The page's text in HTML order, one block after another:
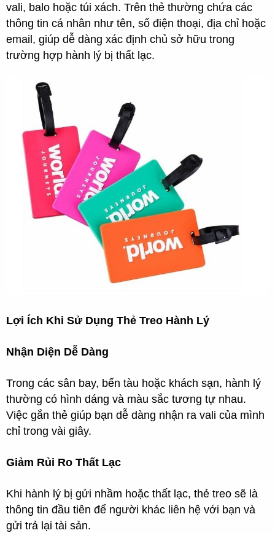
vali, balo hoặc túi xách. Trên thẻ thường chứa các
thông tin cá nhân như tên, số điện thoại, địa chỉ hoặc
email, giúp dễ dàng xác định chủ sở hữu trong
trường hợp hành lý bị thất lạc.
Lợi Ích Khi Sử Dụng Thẻ Treo Hành Lý
Nhận Diện Dễ Dàng
Trong các sân bay, bến tàu hoặc khách sạn, hành lý
thường có hình dáng và màu sắc tương tự nhau.
Việc gắn thẻ giúp bạn dễ dàng nhận ra vali của mình
chỉ trong vài giây.
Giảm Rủi Ro Thất Lạc
Khi hành lý bị gửi nhầm hoặc thất lạc, thẻ treo sẽ là
thông tin đầu tiên để người khác liên hệ với bạn và
gửi trả lại tài sản.